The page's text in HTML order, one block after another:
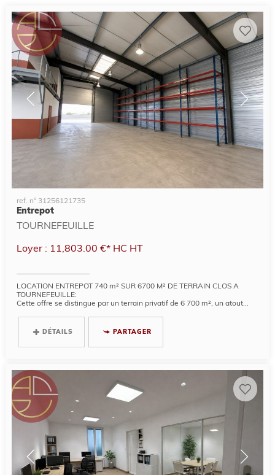
ref. n° 31256121735
Entrepot
TOURNEFEUILLE
Loyer : 11,803.00 €* HC HT
LOCATION ENTREPOT 740 m² SUR 6700 M² DE TERRAIN CLOS A
TOURNEFEUILLE:
Cette offre se distingue par un terrain privatif de 6 700 m², un atout...
DÉTAILS PARTAGER